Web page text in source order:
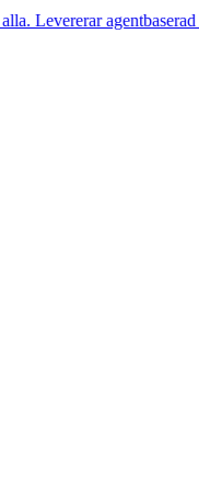
agentbaserad AI för